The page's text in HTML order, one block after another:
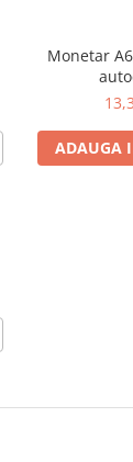
Monetar
ADAUGA